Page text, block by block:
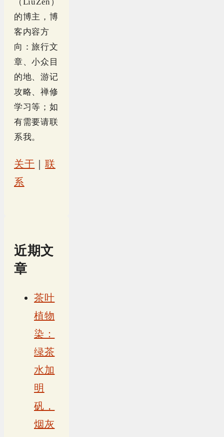
的博主，博
客内容方
向：旅行文
章、小众目
的地、游记
攻略、禅修
学习等；如
有需要请联
系我。
关于 ｜联
系
近期文
章
茶叶
植物
染：
绿茶
水加
明
矾，
烟灰